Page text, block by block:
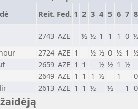
Reit. Fed. 1 2 3 4 5 6 7 8
2743 AZE ½ ½ 1 1 1 0
2724 AZE 1 ½ ½ 0 ½ 1
2659 AZE 1 1 ½ ½ 1 ½
2649 AZE 1 1 1 ½ 1
0
2613 AZE 1 1 ½ ½ 1 0